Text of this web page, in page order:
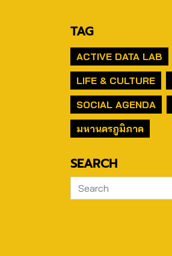
TAG
ACTIVE DATA LAB
LIFE & CULTURE
SOCIAL AGENDA
มหานครภูมิภาค
SEARCH